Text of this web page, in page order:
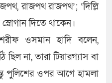
রাজপথ রাজপথ’; ‘দিল্লি
স্লোগান দিতে থাকেন।
ওসমান হাদি বলেন,
না, তারা টিয়ারগ্যাস বা
পুলিশের ওপর আগে হামলা